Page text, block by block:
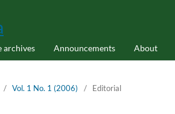
archives Announcements About
/ Vol. 1 No. 1 (2006) / Editorial